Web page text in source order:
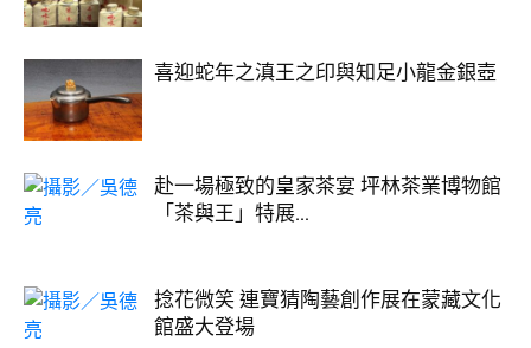
喜迎蛇年之滇王之印與知足小龍金銀壺
赴一場極致的皇家茶宴 坪林茶業博物館
「茶與王」特展...
捻花微笑 連寶猜陶藝創作展在蒙藏文化
館盛大登場